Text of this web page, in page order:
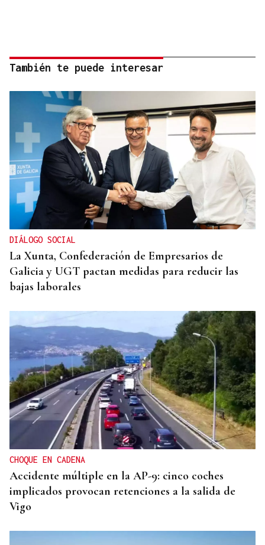
También te puede interesar
DIÁLOGO SOCIAL
La Xunta, Confederación de Empresarios de
Galicia y UGT pactan medidas para reducir las
bajas laborales
CHOQUE EN CADENA
Accidente múltiple en la AP-9: cinco coches
implicados provocan retenciones a la salida de
Vigo